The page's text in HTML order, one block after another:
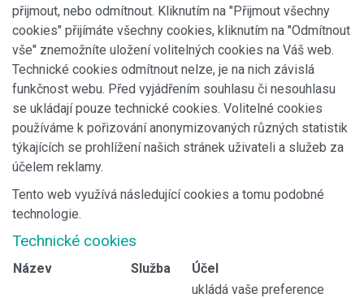
přijmout, nebo odmítnout. Kliknutím na "Přijmout všechny
cookies" přijímáte všechny cookies, kliknutím na "Odmítnout
vše" znemožníte uložení volitelných cookies na Váš web.
Technické cookies odmítnout nelze, je na nich závislá
funkčnost webu. Před vyjádřením souhlasu či nesouhlasu
se ukládají pouze technické cookies. Volitelné cookies
používáme k pořizování anonymizovaných různých statistik
týkajících se prohlížení našich stránek uživateli a služeb za
účelem reklamy.
Tento web využívá následující cookies a tomu podobné
technologie.
Technické cookies
Název Služba Účel
ukládá vaše preference